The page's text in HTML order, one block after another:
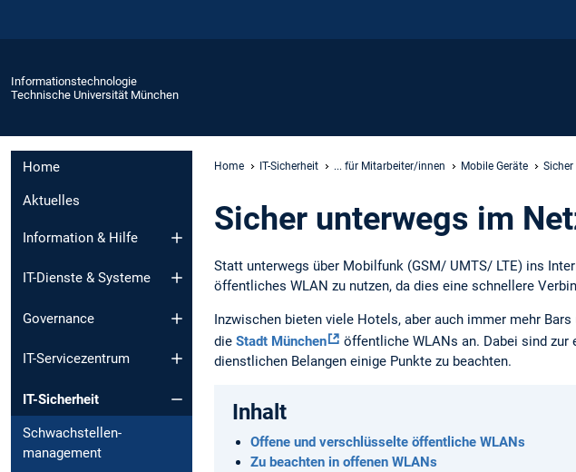
Informationstechnologie
Technische Universität München
Home
Aktuelles
Information & Hilfe
IT-Dienste & Systeme
Governance
IT-Servicezentrum
IT-Sicherheit
Schwachstellen-
management
Home IT-Sicherheit ... für Mitarbeiter/innen Mobile Geräte
Sicher unterwegs im
Statt unterwegs über Mobilfunk (GSM/ UMTS/ LTE) ins
öffentliches WLAN zu nutzen, da dies eine schnellere
Inzwischen bieten viele Hotels, aber auch immer mehr
die Stadt München
öffentliche WLANs an. Dabei sind zur
dienstlichen Belangen einige Punkte zu beachten.
Inhalt
Offene und verschlüsselte öffentliche WLANs
Zu beachten in offenen WLANs